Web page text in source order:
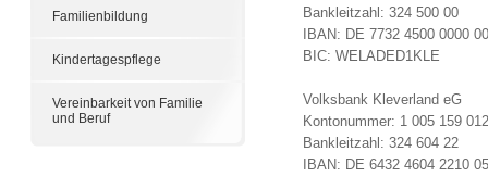
Familienbildung
Kindertagespflege
Vereinbarkeit von Familie
und Beruf
Bankleitzahl: 324 500 00
IBAN: DE 7732 4500 0000
BIC: WELADED1KLE
Volksbank Kleverland eG
Kontonummer: 1 005 159 012
Bankleitzahl: 324 604 22
IBAN: DE 6432 4604 2210